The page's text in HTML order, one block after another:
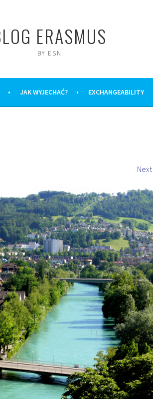
ERASMUS
BY ESN
JAK WYJECHAĆ? EXCHANGEABILITY
Next